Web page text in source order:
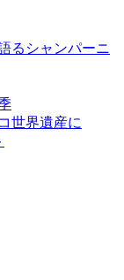
るシャンパーニ
世界遺産に